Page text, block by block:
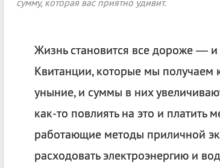
сумму, которая вас приятно удивит.
Жизнь становится все дороже — и
Квитанции, которые мы получаем
уныние, и суммы в них
как-то повлиять на это и платить
работающие методы приличной
расходовать электроэнергию и